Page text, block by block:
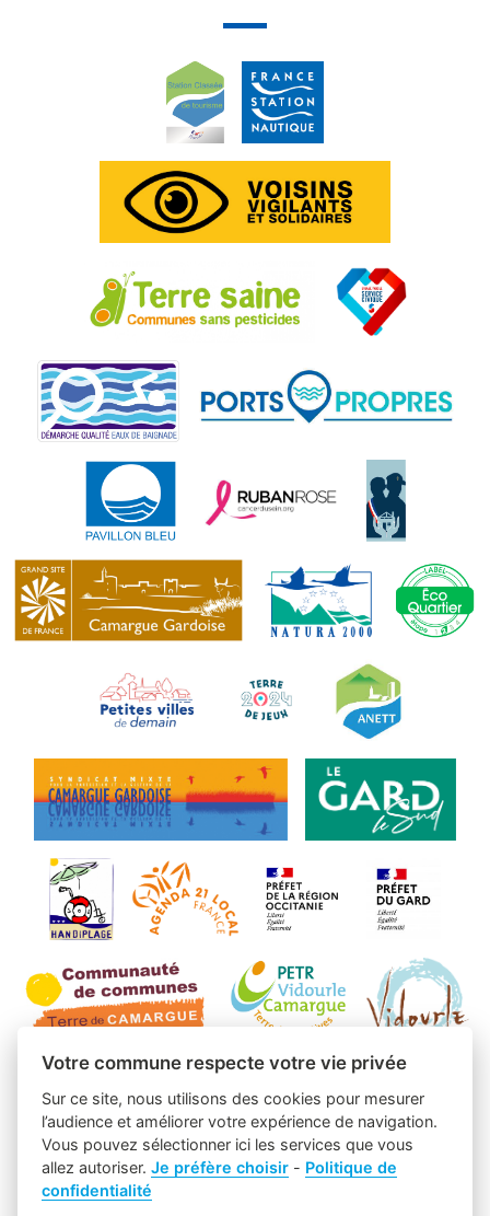
Votre commune respecte votre vie privée
Sur ce site, nous utilisons des cookies pour mesurer
l’audience et améliorer votre expérience de navigation.
Vous pouvez sélectionner ici les services que vous
allez autoriser.Je préfère choisir - Politique de
confidentialité